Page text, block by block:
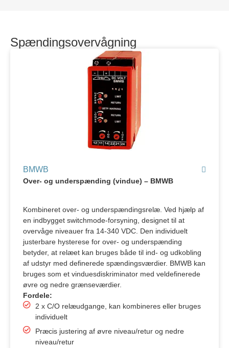
Spændingsovervågning
BMWB
Over- og underspænding (vindue) – BMWB
Kombineret over- og underspændingsrelæ. Ved hjælp af
en indbygget switchmode-forsyning, designet til at
overvåge niveauer fra 14-340 VDC. Den individuelt
justerbare hysterese for over- og underspænding
betyder, at relæet kan bruges både til ind- og udkobling
af udstyr med definerede spændingsværdier. BMWB kan
bruges som et vinduesdiskriminator med veldefinerede
øvre og nedre grænseværdier.
Fordele:
2 x C/O relæudgange, kan kombineres eller bruges
individuelt
Præcis justering af øvre niveau/retur og nedre
niveau/retur